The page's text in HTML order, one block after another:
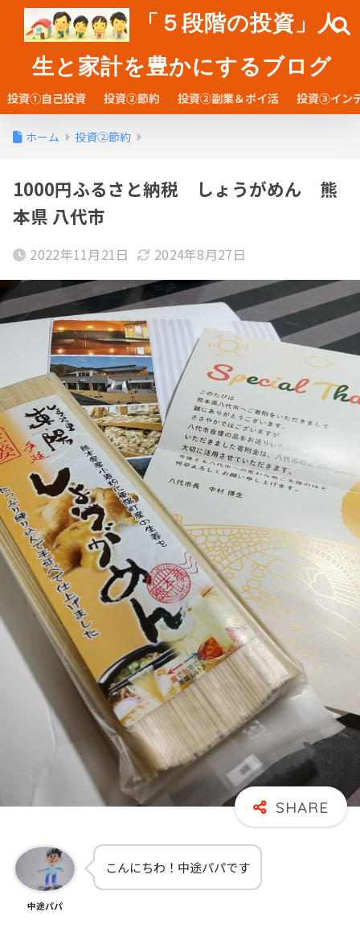
「５段階の投資」人
生と家計を豊かにするブログ
投資①自己投資 投資②節約 投資②副業＆ポイ活 投資③イン
ホーム 投資②節約
1000円ふるさと納税 しょうがめん 熊
本県 八代市
2022年11月21日 2024年8月27日
中途パパ
こんにちわ！中途パパです